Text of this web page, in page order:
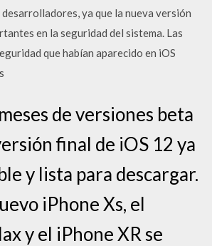
ya que la nueva versión
en la seguridad del sistema. Las
que habían aparecido en iOS
de versiones beta
final de iOS 12 ya
y lista para descargar.
iPhone Xs, el
y el iPhone XR se